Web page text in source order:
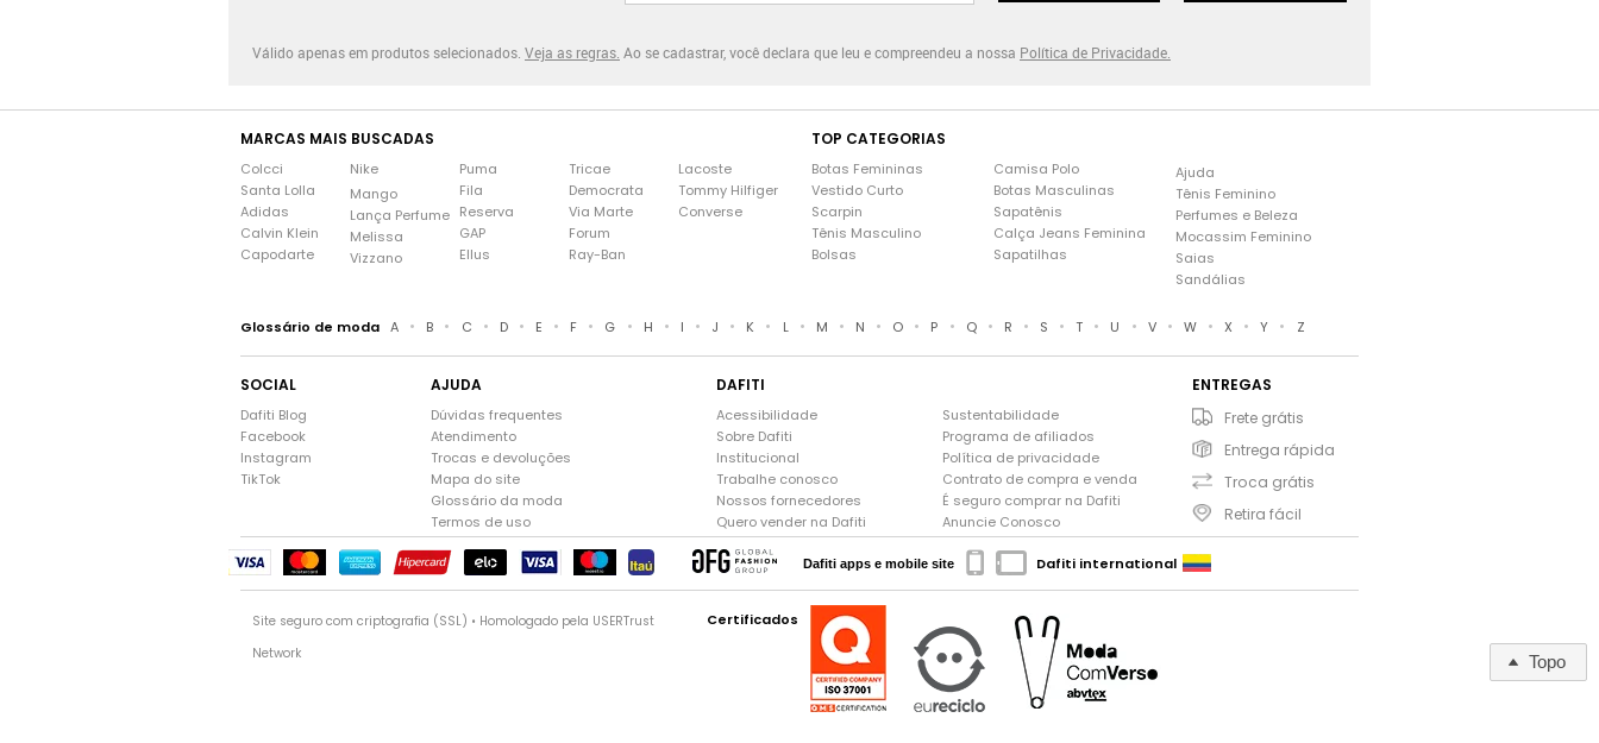
Topo
Válido apenas em produtos selecionados. Veja as regras. Ao se cadastrar, você declara que leu e compreendeu a nossa Política de Privacidade.
MARCAS MAIS BUSCADAS
Colcci
Santa Lolla
Adidas
Calvin Klein
Capodarte
Nike
Mango
Lança Perfume
Melissa
Vizzano
Puma
Fila
Reserva
GAP
Ellus
Tricae
Democrata
Via Marte
Forum
Ray-Ban
Lacoste
Tommy Hilfiger
Converse
TOP CATEGORIAS
Botas Femininas
Vestido Curto
Scarpin
Tênis Masculino
Bolsas
Camisa Polo
Botas Masculinas
Sapatênis
Calça Jeans Feminina
Sapatilhas
Ajuda
Tênis Feminino
Perfumes e Beleza
Mocassim Feminino
Saias
Sandálias
Glossário de moda A • B • C • D • E • F • G • H • I • J • K • L • M • N • O • P • Q • R • S • T • U • V • W • X • Y • Z
SOCIAL
Dafiti Blog
Facebook
Instagram
TikTok
AJUDA
Dúvidas frequentes
Atendimento
Trocas e devoluções
Mapa do site
Glossário da moda
Termos de uso
DAFITI
Acessibilidade
Sobre Dafiti
Institucional
Trabalhe conosco
Nossos fornecedores
Quero vender na Dafiti
Sustentabilidade
Programa de afiliados
Política de privacidade
Contrato de compra e venda
É seguro comprar na Dafiti
Anuncie Conosco
ENTREGAS
Frete grátis
Entrega rápida
Troca grátis
Retira fácil
Dafiti apps e mobile site Dafiti international
Site seguro com criptografia (SSL) • Homologado pela USERTrust
Network
Certificados